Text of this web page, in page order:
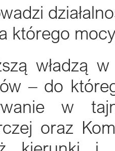
którego
władzą
– do
w
oraz